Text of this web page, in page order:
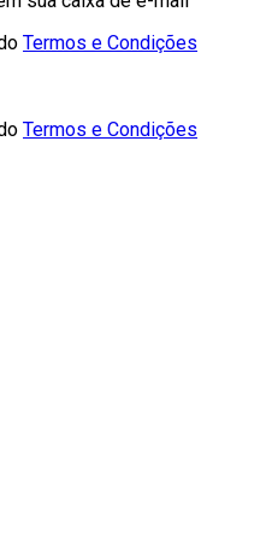
Termos e Condições
Termos e Condições